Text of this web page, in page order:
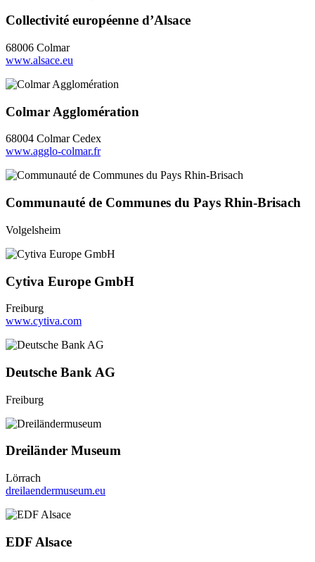
Collectivité européenne d’Alsace
68006 Colmar
www.alsace.eu
Colmar Agglomération
68004 Colmar Cedex
www.agglo-colmar.fr
Communauté de Communes du Pays Rhin-Brisach
Volgelsheim
Cytiva Europe GmbH
Freiburg
www.cytiva.com
Deutsche Bank AG
Freiburg
Dreiländer Museum
Lörrach
dreilaendermuseum.eu
EDF Alsace